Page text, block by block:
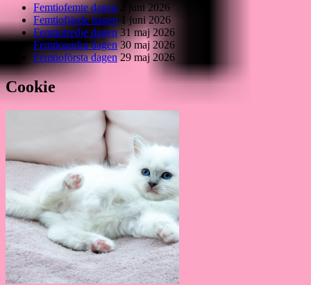
Femtiofemte dagen
2 juni 2026
Femtiofjärde dagen 1 juni 2026
Femtiotredje dagen 31 maj 2026
Femtioandra dagen 30 maj 2026
Femtioförsta dagen 29 maj 2026
Cookie